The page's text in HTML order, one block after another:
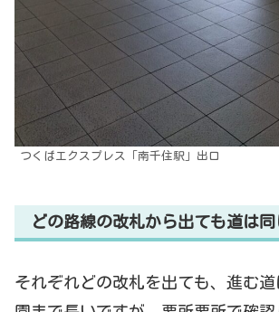
つくばエクスプレス「南千住駅」出口
どの路線の改札から出ても道は同
それぞれどの改札を出ても、進む